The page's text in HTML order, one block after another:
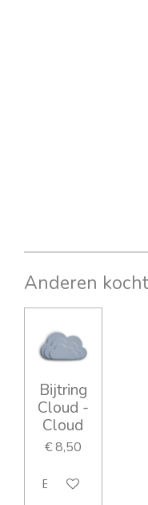
Anderen
Bijtring
Cloud -
Cloud
€ 8,50
Bekijk details